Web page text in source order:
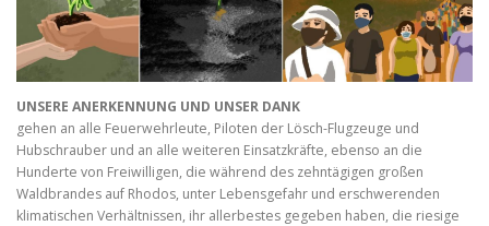
UNSERE ANERKENNUNG UND UNSER DANK
gehen an alle Feuerwehrleute, Piloten der Lösch-Flugzeuge und
Hubschrauber und an alle weiteren Einsatzkräfte, ebenso an die
Hunderte von Freiwilligen, die während des zehntägigen großen
Waldbrandes auf Rhodos, unter Lebensgefahr und erschwerenden
klimatischen Verhältnissen, ihr allerbestes gegeben haben, die riesige